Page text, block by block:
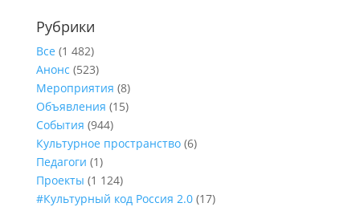
Рубрики
Все (1 482)
Анонс (523)
Мероприятия (8)
Объявления (15)
События (944)
Культурное пространство(6)
Педагоги (1)
Проекты (1 124)
#Культурный код Россия 2.0(17)